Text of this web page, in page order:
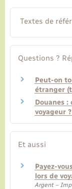
Textes de
Questions ?
Peut-on
étranger
Douanes
voyageur ?
Et aussi
Payez-
lors de
Argent –